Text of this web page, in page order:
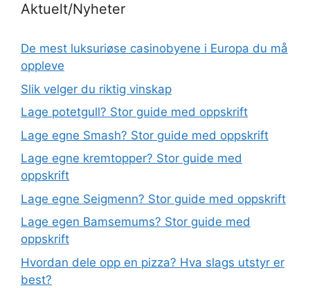
Aktuelt/Nyheter
De mest luksuriøse casinobyene i Europa du må
oppleve
Slik velger du riktig vinskap
Lage potetgull? Stor guide med oppskrift
Lage egne Smash? Stor guide med oppskrift
Lage egne kremtopper? Stor guide med
oppskrift
Lage egne Seigmenn? Stor guide med oppskrift
Lage egen Bamsemums? Stor guide med
oppskrift
Hvordan dele opp en pizza? Hva slags utstyr er
best?